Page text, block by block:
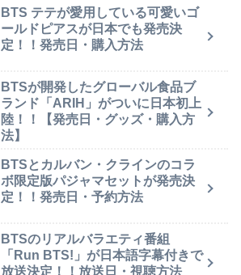
BTS テテが愛用している可愛いゴ
ールドピアスが日本でも発売決
定！！発売日・購入方法
BTSが開発したグローバル食品ブ
ランド「ARIH」がついに日本初上
陸！！【発売日・グッズ・購入方
法】
BTSとカルバン・クラインのコラ
ボ限定版パジャマセットが発売決
定！！発売日・予約方法
BTSのリアルバラエティ番組
「Run BTS!」が日本語字幕付きで
放送決定！！放送日・視聴方法